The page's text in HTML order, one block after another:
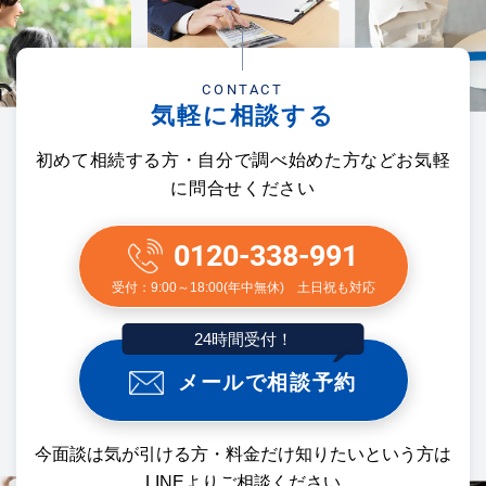
CONTACT
気軽に相談する
初めて相続する方・自分で調べ始めた方などお気軽
に問合せください
0120-338-991
受付：9:00～18:00(年中無休) 土日祝も対応
24時間受付！
メールで相談予約
今面談は気が引ける方・料金だけ知りたいという方は
LINEよりご相談ください